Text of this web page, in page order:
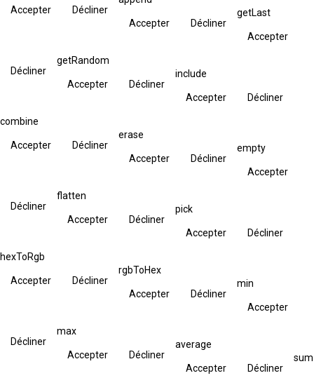
Accepter Décliner
Accepter Décliner
getLast
Accepter
Décliner
getRandom
Accepter Décliner
include
Accepter Décliner
combine
Accepter Décliner
erase
Accepter Décliner
empty
Accepter
Décliner
flatten
Accepter Décliner
pick
Accepter Décliner
hexToRgb
Accepter Décliner
rgbToHex
Accepter Décliner
min
Accepter
Décliner
max
Accepter Décliner
average
Accepter Décliner
sum